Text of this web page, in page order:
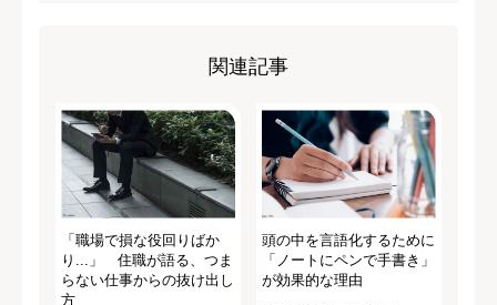
関連記事
「職場で損な役回りばか
り...」 住職が語る、つま
らない仕事からの抜け出し
方
頭の中を言語化するために
「ノートにペンで手書き」
が効果的な理由